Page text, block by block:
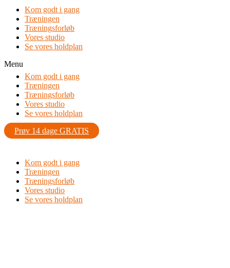
Kom godt i gang
Træningen
Træningsforløb
Vores studio
Se vores holdplan
Menu
Kom godt i gang
Træningen
Træningsforløb
Vores studio
Se vores holdplan
Prøv 14 dage GRATIS
Kom godt i gang
Træningen
Træningsforløb
Vores studio
Se vores holdplan